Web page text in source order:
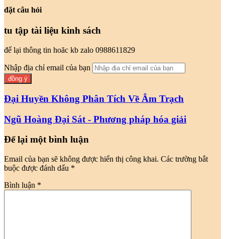
đặt câu hỏi
tu tập tài liệu kinh sách
để lại thông tin hoăc kb zalo 0988611829
Nhập địa chỉ email của bạn
Đại Huyền Không Phân Tích Về Âm Trạch
Ngũ Hoàng Đại Sát - Phương pháp hóa giải
Để lại một bình luận
Email của bạn sẽ không được hiển thị công khai. Các trường bắt
buộc được đánh dấu *
Bình luận *